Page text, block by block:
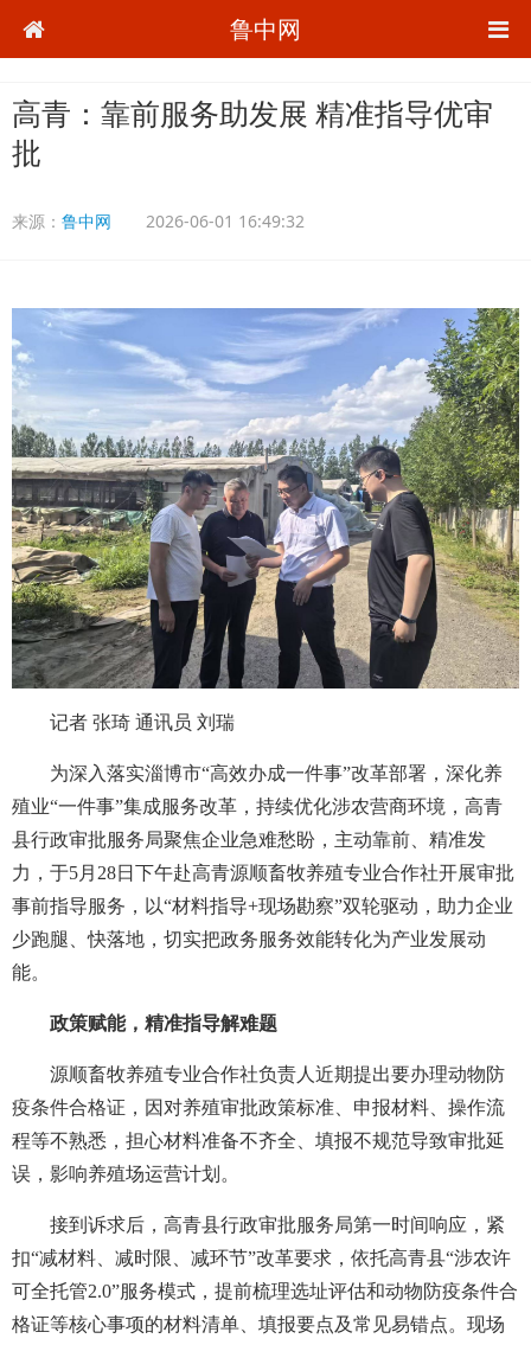
鲁中网
高青：靠前服务助发展 精准指导优审
批
来源： 鲁中网 2026-06-01 16:49:32
记者 张琦 通讯员 刘瑞
为深入落实淄博市“高效办成一件事”改革部署，深化养
殖业“一件事”集成服务改革，持续优化涉农营商环境，高青
县行政审批服务局聚焦企业急难愁盼，主动靠前、精准发
力，于5月28日下午赴高青源顺畜牧养殖专业合作社开展审批
事前指导服务，以“材料指导+现场勘察”双轮驱动，助力企业
少跑腿、快落地，切实把政务服务效能转化为产业发展动
能。
政策赋能，精准指导解难题
源顺畜牧养殖专业合作社负责人近期提出要办理动物防
疫条件合格证，因对养殖审批政策标准、申报材料、操作流
程等不熟悉，担心材料准备不齐全、填报不规范导致审批延
误，影响养殖场运营计划。
接到诉求后，高青县行政审批服务局第一时间响应，紧
扣“减材料、减时限、减环节”改革要求，依托高青县“涉农许
可全托管2.0”服务模式，提前梳理选址评估和动物防疫条件合
格证等核心事项的材料清单、填报要点及常见易错点。现场